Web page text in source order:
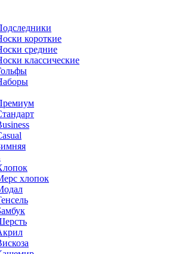
короткие
средние
классические
хлопок